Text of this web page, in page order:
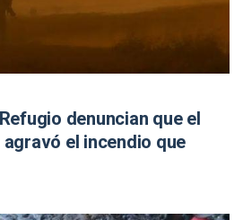
denuncian que el
el incendio que